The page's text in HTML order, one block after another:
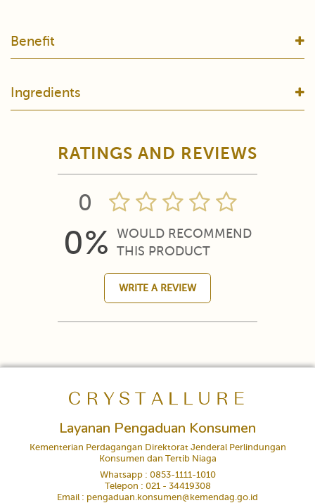
Benefit
Ingredients
RATINGS AND REVIEWS
0
0%
WOULD RECOMMEND
THIS PRODUCT
WRITE A REVIEW
Layanan Pengaduan Konsumen
Kementerian Perdagangan Direktorat Jenderal Perlindungan
Konsumen dan Tertib Niaga
Whatsapp : 0853-1111-1010
Telepon : 021 - 34419308
Email : pengaduan.konsumen@kemendag.go.id